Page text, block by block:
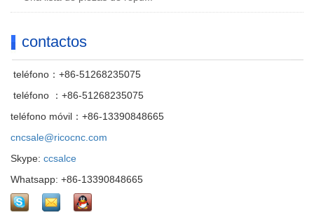
contactos
teléfono：+86-51268235075
teléfono ：+86-51268235075
teléfono móvil：+86-13390848665
cncsale@ricocnc.com
Skype: ccsalce
Whatsapp: +86-13390848665